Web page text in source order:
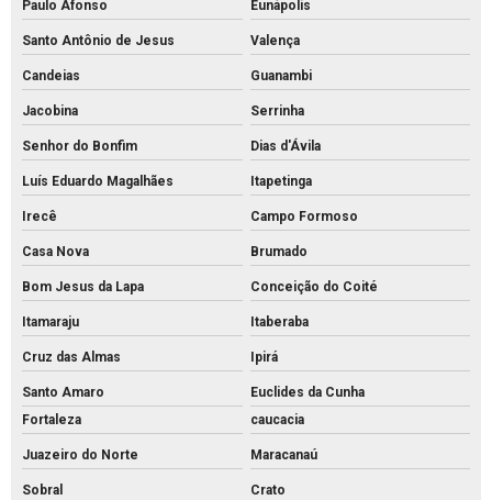
Paulo Afonso Eunápolis
Santo Antônio de Jesus Valença
Candeias Guanambi
Jacobina Serrinha
Senhor do Bonfim Dias d'Ávila
Luís Eduardo Magalhães Itapetinga
Irecê Campo Formoso
Casa Nova Brumado
Bom Jesus da Lapa Conceição do Coité
Itamaraju Itaberaba
Cruz das Almas Ipirá
Santo Amaro
Euclides da Cunha
Fortaleza
caucacia
Juazeiro do Norte Maracanaú
Sobral Crato